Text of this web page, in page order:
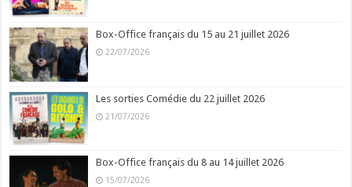
Box-Office français du 15 au 21 juillet 2026
22/07/2026
Les sorties Comédie du 22 juillet 2026
21/07/2026
Box-Office français du 8 au 14 juillet 2026
15/07/2026